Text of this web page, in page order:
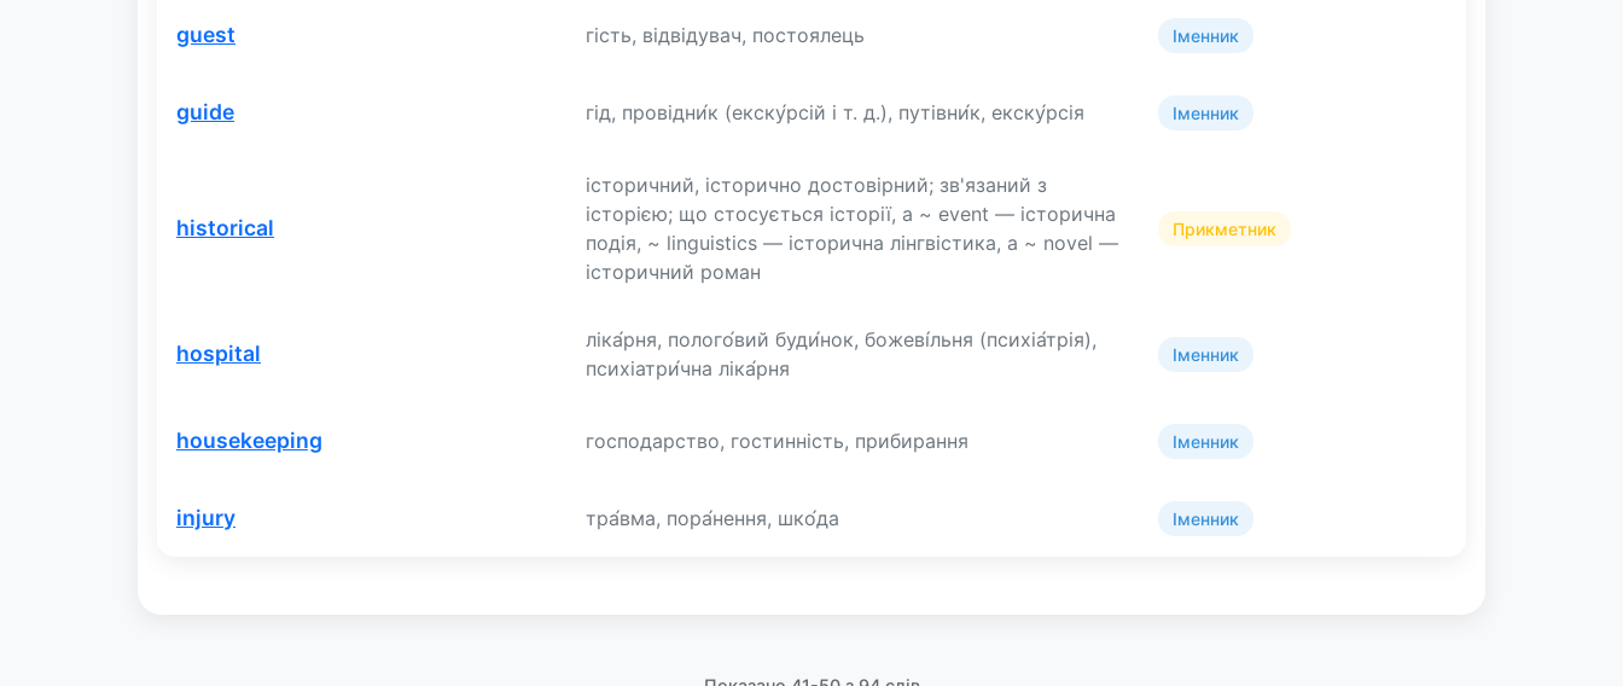
guest гість, відвідувач, постоялець Іменник
guide гід, провідни́к (екску́рсій і т. д.), путівни́к, екску́рсія Іменник
historical
історичний, історично достовірний; зв'язаний з
історією; що стосується історії, a ~ event — історична
подія, ~ linguistics — історична лінгвістика, a ~ novel —
історичний роман
Прикметник
hospital
ліка́рня, полого́вий буди́нок, божеві́льня (психіа́трія),
психіатри́чна ліка́рня
Іменник
housekeeping господарство, гостинність, прибирання Іменник
injury тра́вма, пора́нення, шко́да Іменник